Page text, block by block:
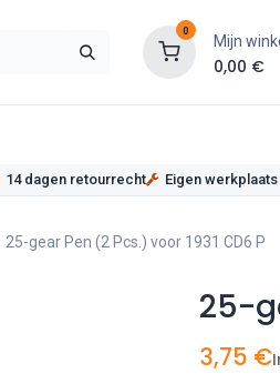
0
Mijn
0,00 €
14 dagen retourrecht Eigen
25-gear Pen (2 Pcs.) voor 1931 CD6 P
25-
3,75 €